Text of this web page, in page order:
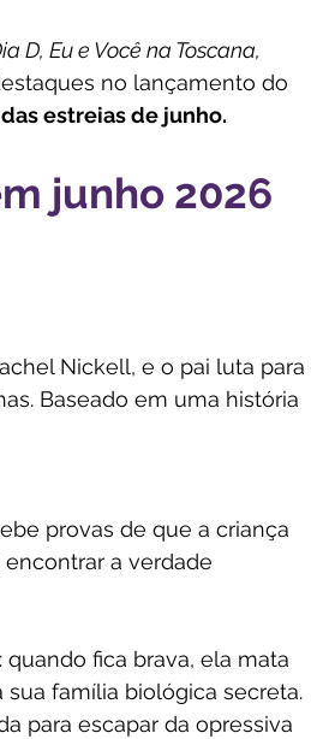
D, Eu e Você na Toscana,
no lançamento do
estreias de junho.
junho 2026
Nickell, e o pai luta para
Baseado em uma história
provas de que a criança
a verdade
fica brava, ela mata
família biológica secreta.
para escapar da opressiva